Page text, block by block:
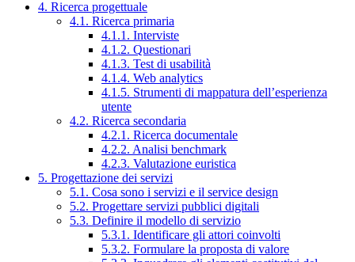
4. Ricerca progettuale
4.1. Ricerca primaria
4.1.1. Interviste
4.1.2. Questionari
4.1.3. Test di usabilità
4.1.4. Web analytics
4.1.5. Strumenti di mappatura dell’esperienza
utente
4.2. Ricerca secondaria
4.2.1. Ricerca documentale
4.2.2. Analisi benchmark
4.2.3. Valutazione euristica
5. Progettazione dei servizi
5.1. Cosa sono i servizi e il service design
5.2. Progettare servizi pubblici digitali
5.3. Definire il modello di servizio
5.3.1. Identificare gli attori coinvolti
5.3.2. Formulare la proposta di valore